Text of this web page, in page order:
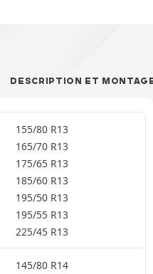
DESCRIPTION ET
155/80 R13
165/70 R13
175/65 R13
185/60 R13
195/50 R13
195/55 R13
225/45 R13
145/80 R14